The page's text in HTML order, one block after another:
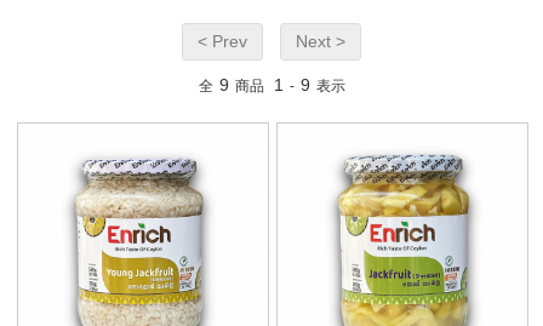
< Prev Next >
全 9 商品 1 - 9 表示